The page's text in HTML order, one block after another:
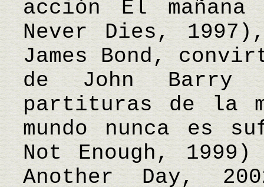
acción El mañana
Never Dies,
James Bond,
de John Barry
partituras de la
mundo nunca es
Not Enough,
Another Day,